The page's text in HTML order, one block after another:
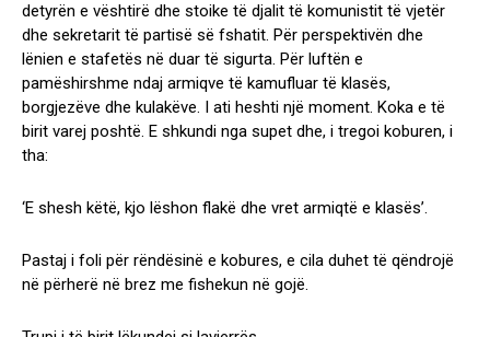
detyrën e vështirë dhe stoike të djalit të komunistit të vjetër
dhe sekretarit të partisë së fshatit. Për perspektivën dhe
lënien e stafetës në duar të sigurta. Për luftën e
pamëshirshme ndaj armiqve të kamufluar të klasës,
borgjezëve dhe kulakëve. I ati heshti një moment. Koka e të
birit varej poshtë. E shkundi nga supet dhe, i tregoi koburen, i
tha:
‘E shesh këtë, kjo lëshon flakë dhe vret armiqtë e klasës’.
Pastaj i foli për rëndësinë e kobures, e cila duhet të qëndrojë
në përherë në brez me fishekun në gojë.